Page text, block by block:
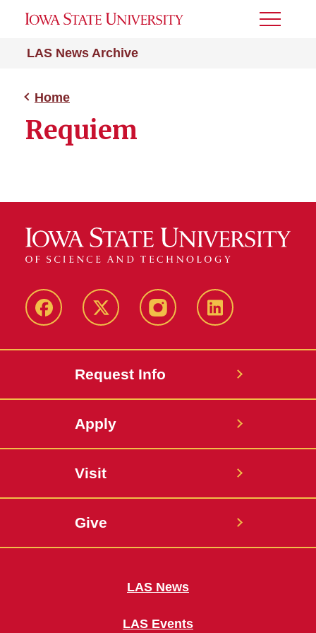
LAS News Archive
Toggle
Home
Requiem
Facebook X InstagramLinkedIn
Request Info
Apply
Visit
Give
LAS News
LAS Events